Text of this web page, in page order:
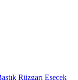
Rüzgarı Esecek